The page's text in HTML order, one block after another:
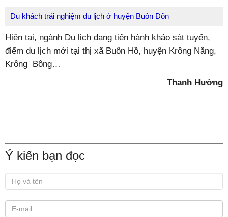
Du khách trải nghiệm du lịch ở huyện Buôn Đôn
Hiện tại, ngành Du lịch đang tiến hành khảo sát tuyến,
điểm du lịch mới tại thị xã Buôn Hồ, huyện Krông Năng,
Krông Bông…
Thanh Hường
Ý kiến bạn đọc